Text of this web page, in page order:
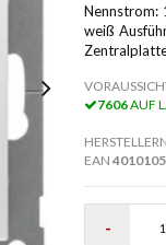
Nennstrom:
weiß
7606AUF
EAN
-